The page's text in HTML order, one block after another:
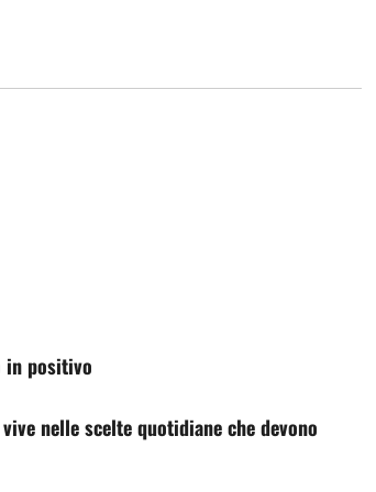
in positivo
nelle scelte quotidiane che devono